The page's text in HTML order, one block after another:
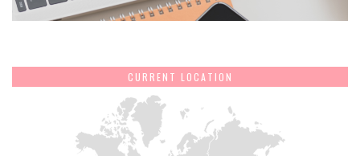
CURRENT LOCATION